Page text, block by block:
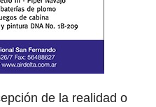
de la realidad o